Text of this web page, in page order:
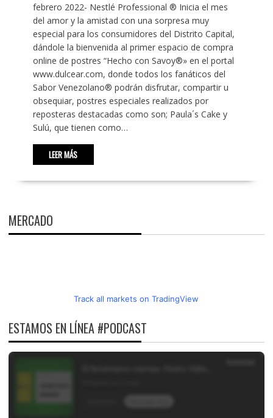
febrero 2022- Nestlé Professional ® Inicia el mes
del amor y la amistad con una sorpresa muy
especial para los consumidores del Distrito Capital,
dándole la bienvenida al primer espacio de compra
online de postres “Hecho con Savoy®» en el portal
www.dulcear.com, donde todos los fanáticos del
Sabor Venezolano® podrán disfrutar, compartir u
obsequiar, postres especiales realizados por
reposteras destacadas como son; Paula´s Cake y
Sulú, que tienen como…
LEER MÁS
MERCADO
Track all markets on TradingView
ESTAMOS EN LÍNEA #PODCAST